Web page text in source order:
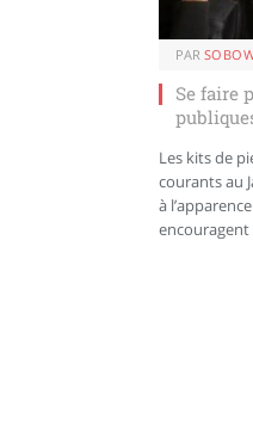
PAR
Se faire
Les kits de
courants au
à
encouragent